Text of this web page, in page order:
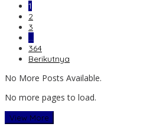
1
2
3
…
364
Berikutnya
No More Posts Available.
No more pages to load.
View More